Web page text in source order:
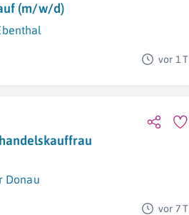
(m/w/d)
vor 1 T
Donau
vor 7 T